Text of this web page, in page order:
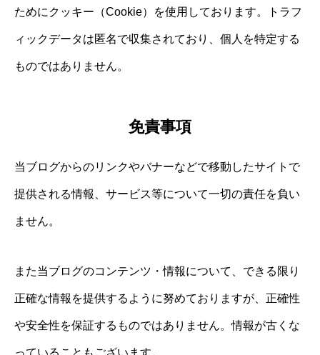
ためにクッキー（Cookie）を使用しております。トラフ
ィックデータは匿名で収集されており、個人を特定する
ものではありません。
免責事項
当ブログからのリンクやバナーなどで移動したサイトで
提供される情報、サービス等について一切の責任を負い
ません。
また当ブログのコンテンツ・情報について、できる限り
正確な情報を提供するように努めておりますが、正確性
や安全性を保証するものではありません。情報が古くな
っていることもございます。